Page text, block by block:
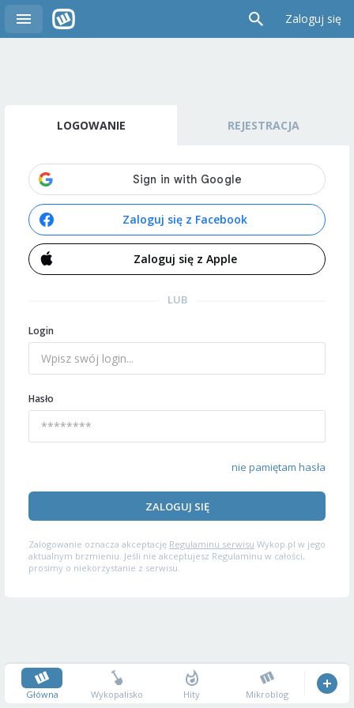
Zaloguj się
LOGOWANIE REJESTRACJA
Zaloguj się z Facebook
Zaloguj się z Apple
LUB
Login
Hasło
nie pamiętam hasła
ZALOGUJ SIĘ
Zalogowanie oznacza akceptację Regulaminu serwisu Wykop.pl w jego
aktualnym brzmieniu. Jeśli nie akceptujesz Regulaminu w całości,
prosimy o niekorzystanie z serwisu.
Główna Wykopalisko Hity Mikroblog